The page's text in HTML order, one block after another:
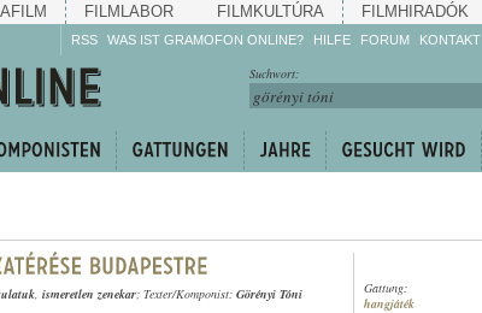
FILMLABOR FILMKULTÚRA FILMHIRADÓK
RSS WAS IST GRAMOFON ONLINE? HILFE
Machen Sie mit!
Reden Sie mit!
weiter!
FORUM KONTAKT
Suchwort:
, ismeretlen zenekar; Texter/Komponist: Görényi Tóni
Gattung:
hangjáték